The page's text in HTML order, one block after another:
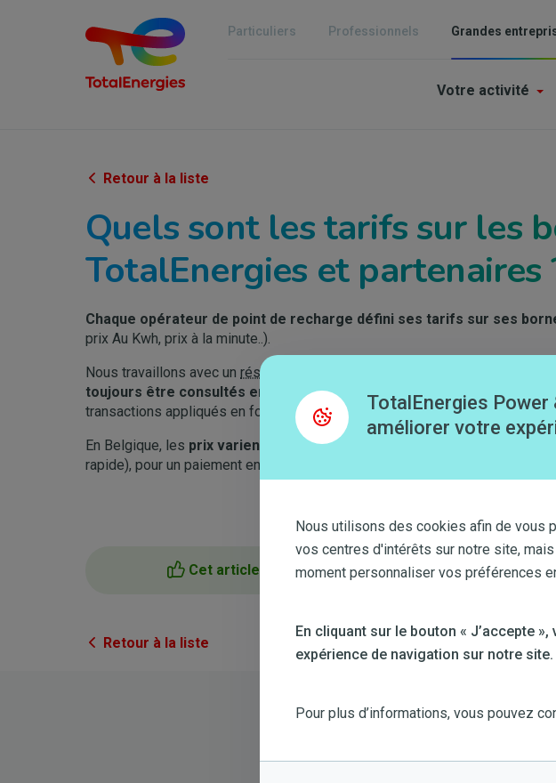
Particuliers Professionnels Grandes
Main
Votre activité
Retour à la liste
Quels sont les tarifs sur les
TotalEnergies et partenaires
Chaque opérateur de point de recharge défini ses tarifs sur ses
prix Au Kwh, prix à la minute..).
Nous travaillons avec un réseau
toujours être consultés en avance sur l'application MyCard
. Vous
transactions appliqués en fonction des conditions de votrecontrat
En Belgique, les prix varient entre 0,39€/min et 0,69€ /kWh
rapide), pour un paiement en carte bancaire.
Cet article m'a aidé Cet
Retour à la liste
TotalEnergies Power
améliorer votre
Nous utilisons des cookies afin de vous
vos centres d'intérêts sur notre site,
moment personnaliser vos préférences
En cliquant sur le bouton « J’accepte
expérience de navigation sur notre site.
Pour plus d’informations, vous pouvez